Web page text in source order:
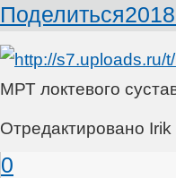
Поделиться
МРТ локтевого
Отредактировано
0